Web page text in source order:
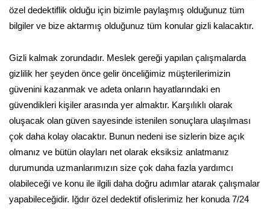
özel dedektiflik olduğu için bizimle paylaşmış olduğunuz tüm
bilgiler ve bize aktarmış olduğunuz tüm konular gizli kalacaktır.
Gizli kalmak zorundadır. Meslek gereği yapılan çalışmalarda
gizlilik her şeyden önce gelir önceliğimiz müşterilerimizin
güvenini kazanmak ve adeta onların hayatlarındaki en
güvendikleri kişiler arasında yer almaktır. Karşılıklı olarak
oluşacak olan güven sayesinde istenilen sonuçlara ulaşılması
çok daha kolay olacaktır. Bunun nedeni ise sizlerin bize açık
olmanız ve bütün olayları net olarak eksiksiz anlatmanız
durumunda uzmanlarımızın size çok daha fazla yardımcı
olabileceği ve konu ile ilgili daha doğru adımlar atarak çalışmalar
yapabileceğidir. Iğdır özel dedektif ofislerimiz her konuda 7/24